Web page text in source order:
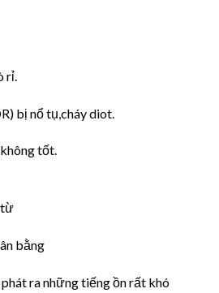
rỉ.
bị nổ tụ,cháy diot.
tốt.
từ
bằng
ra những tiếng ồn rất khó